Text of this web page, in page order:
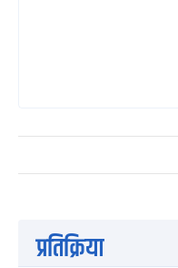
प्रतिक्रिया